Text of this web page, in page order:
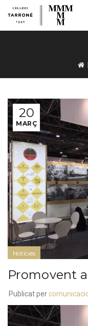
20
MARÇ
Notícies
Promovent
Publicat per